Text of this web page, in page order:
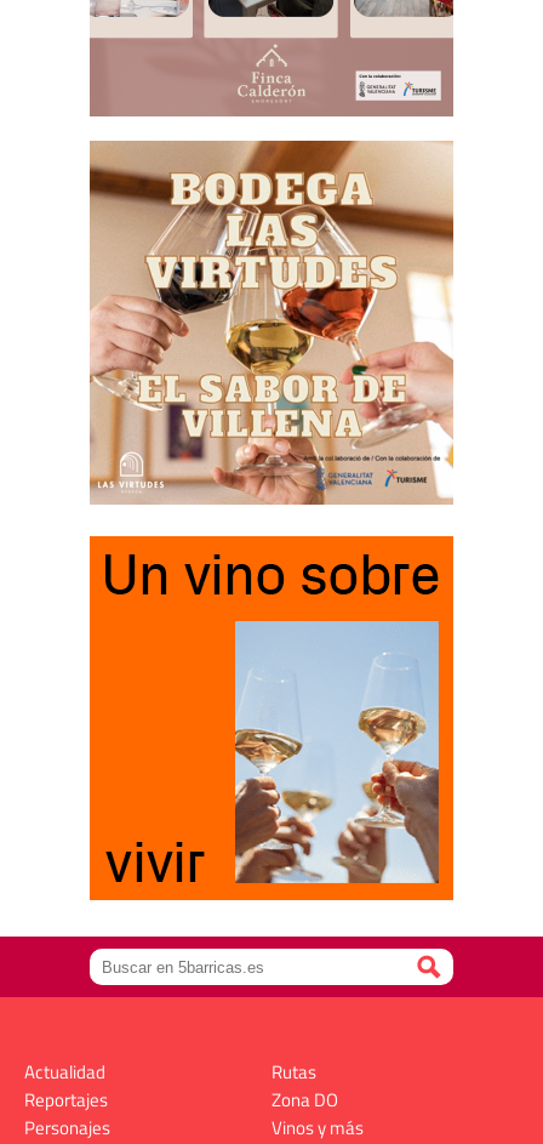
Actualidad
Reportajes
Personajes
Rutas
Zona DO
Vinos y más